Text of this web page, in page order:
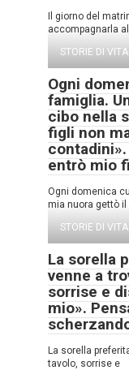
Il giorno del
accompagnarla
STORIE DI VITA
Ogni
famiglia.
cibo nella
figli non
entrò mio
Ogni domenica
mia nuora gettò il
STORIE DI VITA
La sorella
venne a
sorrise e
mio».
La sorella
tavolo, sorrise e